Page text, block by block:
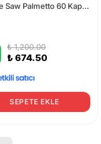
Ligone Saw Palmetto 60 Kapsül
₺ 1,200.00
₺ 674.50
SEPETE EKLE